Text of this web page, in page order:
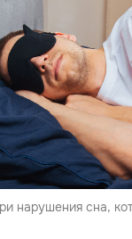
нарушения сна,